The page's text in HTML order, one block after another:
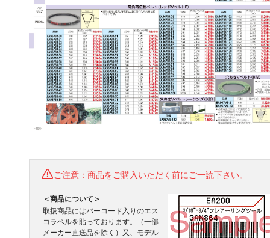
ご注意：商品をご購入いただく前にご一読下さい。
＜商品について＞
取扱商品にはバーコード入りのエス
コラベルを貼っております。（一部
メーカー直送品を除く）又、モデル